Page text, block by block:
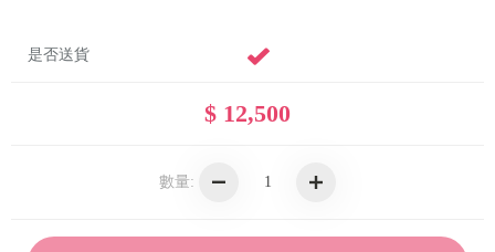
是否送貨
$ 12,500
數量: